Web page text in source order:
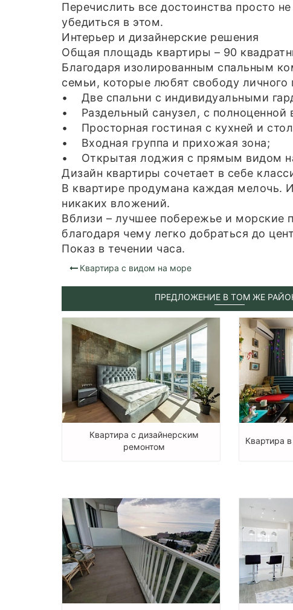
Перечислить все достоинства просто
убедиться в этом.
Интерьер и дизайнерские решения
Общая площадь квартиры – 90
Благодаря изолированным спальным
семьи, которые любят свободу
• Две спальни с индивидуальными
• Раздельный санузел, с полноценной
• Просторная гостиная с кухней и
• Входная группа и прихожая зона;
• Открытая лоджия с прямым видом
Дизайн квартиры сочетает в себе
В квартире продумана каждая мелочь.
никаких вложений.
Вблизи – лучшее побережье и морские
благодаря чему легко добраться до
Показ в течении часа.
Квартира с видом на море
ПРЕДЛОЖЕНИЕ В ТОМ ЖЕ
Квартира с дизайнерским
ремонтом
Квартира